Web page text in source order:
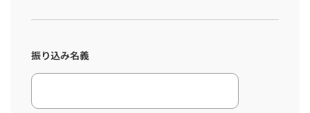
振り込み名義